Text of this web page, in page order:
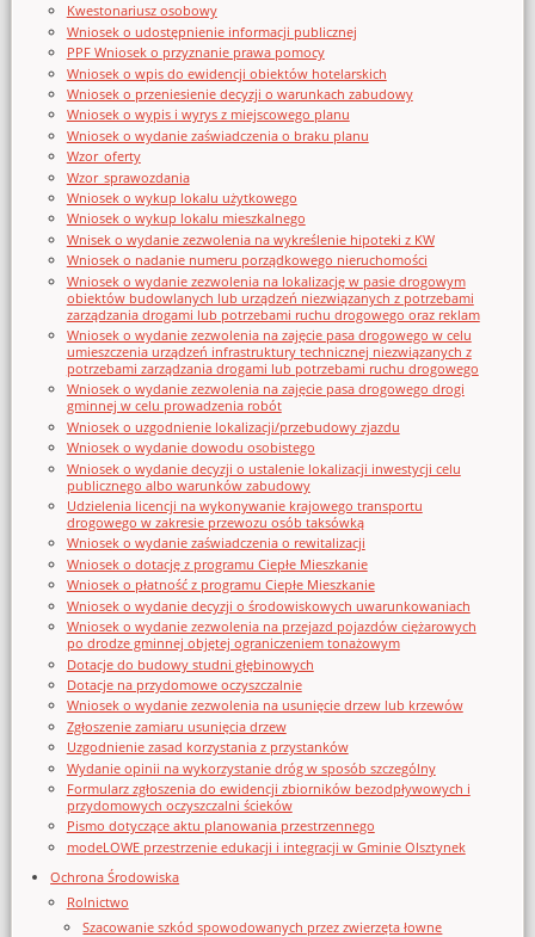
Kwestonariusz osobowy
Wniosek o udostępnienie informacji publicznej
PPF Wniosek o przyznanie prawa pomocy
Wniosek o wpis do ewidencji obiektów hotelarskich
Wniosek o przeniesienie decyzji o warunkach zabudowy
Wniosek o wypis i wyrys z miejscowego planu
Wniosek o wydanie zaświadczenia o braku planu
Wzor_oferty
Wzor_sprawozdania
Wniosek o wykup lokalu użytkowego
Wniosek o wykup lokalu mieszkalnego
Wnisek o wydanie zezwolenia na wykreślenie hipoteki z KW
Wniosek o nadanie numeru porządkowego nieruchomości
Wniosek o wydanie zezwolenia na lokalizację w pasie drogowym
obiektów budowlanych lub urządzeń niezwiązanych z potrzebami
zarządzania drogami lub potrzebami ruchu drogowego oraz reklam
Wniosek o wydanie zezwolenia na zajęcie pasa drogowego w celu
umieszczenia urządzeń infrastruktury technicznej niezwiązanych z
potrzebami zarządzania drogami lub potrzebami ruchu drogowego
Wniosek o wydanie zezwolenia na zajęcie pasa drogowego drogi
gminnej w celu prowadzenia robót
Wniosek o uzgodnienie lokalizacji/przebudowy zjazdu
Wniosek o wydanie dowodu osobistego
Wniosek o wydanie decyzji o ustalenie lokalizacji inwestycji celu
publicznego albo warunków zabudowy
Udzielenia licencji na wykonywanie krajowego transportu
drogowego w zakresie przewozu osób taksówką
Wniosek o wydanie zaświadczenia o rewitalizacji
Wniosek o dotację z programu Ciepłe Mieszkanie
Wniosek o płatność z programu Ciepłe Mieszkanie
Wniosek o wydanie decyzji o środowiskowych uwarunkowaniach
Wniosek o wydanie zezwolenia na przejazd pojazdów ciężarowych
po drodze gminnej objętej ograniczeniem tonażowym
Dotacje do budowy studni głębinowych
Dotacje na przydomowe oczyszczalnie
Wniosek o wydanie zezwolenia na usunięcie drzew lub krzewów
Zgłoszenie zamiaru usunięcia drzew
Uzgodnienie zasad korzystania z przystanków
Wydanie opinii na wykorzystanie dróg w sposób szczególny
Formularz zgłoszenia do ewidencji zbiorników bezodpływowych i
przydomowych oczyszczalni ścieków
Pismo dotyczące aktu planowania przestrzennego
modeLOWE przestrzenie edukacji i integracji w Gminie Olsztynek
Ochrona Środowiska
Rolnictwo
Szacowanie szkód spowodowanych przez zwierzęta łowne